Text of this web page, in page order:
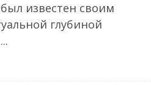
известен своим
глубиной
...